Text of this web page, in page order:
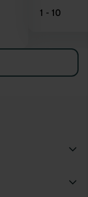
1 - 10